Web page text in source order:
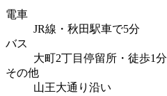
電車
JR線・秋田駅車で5分
バス
大町2丁目停留所・徒歩1分
その他
山王大通り沿い